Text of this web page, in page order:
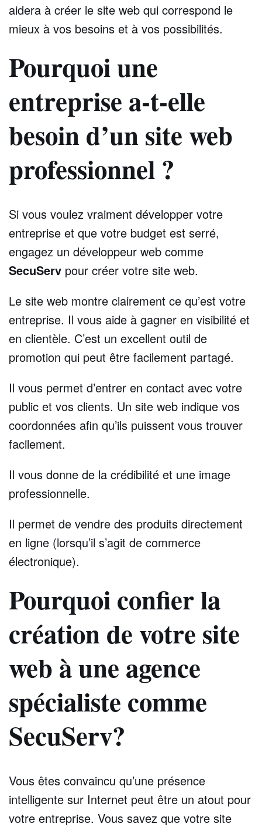
aidera à créer le site web qui correspond le
mieux à vos besoins et à vos possibilités.
Pourquoi une
entreprise a-t-elle
besoin d’un site web
professionnel ?
Si vous voulez vraiment développer votre
entreprise et que votre budget est serré,
engagez un développeur web comme
SecuServ pour créer votre site web.
Le site web montre clairement ce qu’est votre
entreprise. Il vous aide à gagner en visibilité et
en clientèle. C’est un excellent outil de
promotion qui peut être facilement partagé.
Il vous permet d’entrer en contact avec votre
public et vos clients. Un site web indique vos
coordonnées afin qu’ils puissent vous trouver
facilement.
Il vous donne de la crédibilité et une image
professionnelle.
Il permet de vendre des produits directement
en ligne (lorsqu’il s’agit de commerce
électronique).
Pourquoi confier la
création de votre site
web à une agence
spécialiste comme
SecuServ?
Vous êtes convaincu qu’une présence
intelligente sur Internet peut être un atout pour
votre entreprise. Vous savez que votre site